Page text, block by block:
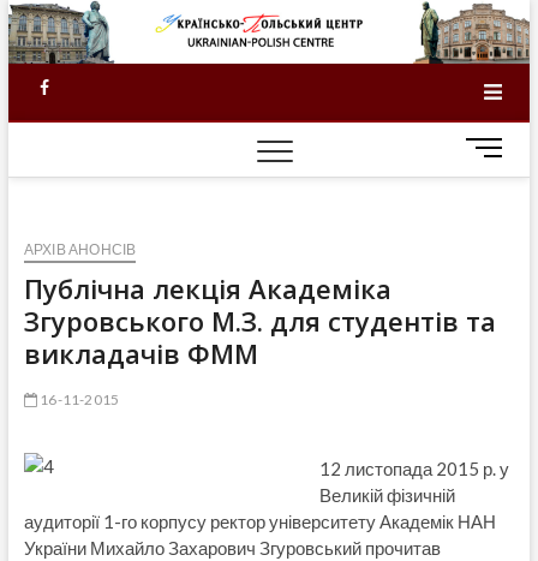
Skip
to
content
Facebook
M
e
t
АРХІВ АНОНСІВ
Публічна лекція Академіка
Згуровського М.З. для студентів та
викладачів ФММ
16-11-2015
12 листопада 2015 р. у
Великій фізичній
аудиторії 1-го корпусу ректор університету Академік НАН
України Михайло Захарович Згуровський прочитав